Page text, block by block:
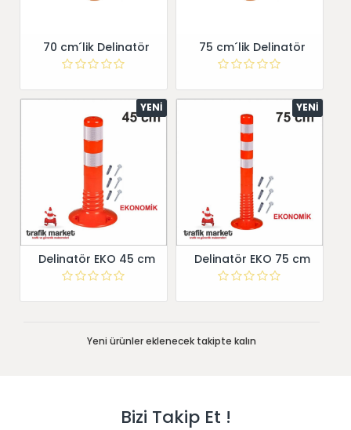
70 cm´lik Delinatör 75 cm´lik Delinatör
YENI
Delinatör EKO 45 cm
YENI
Delinatör EKO 75 cm
Yeni ürünler eklenecek takipte kalın
Bizi Takip Et !